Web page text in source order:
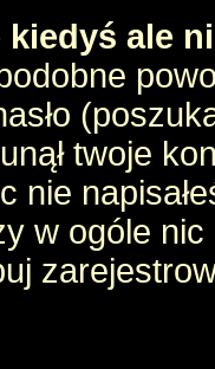
kiedyś ale
twoje
nie
w ogóle